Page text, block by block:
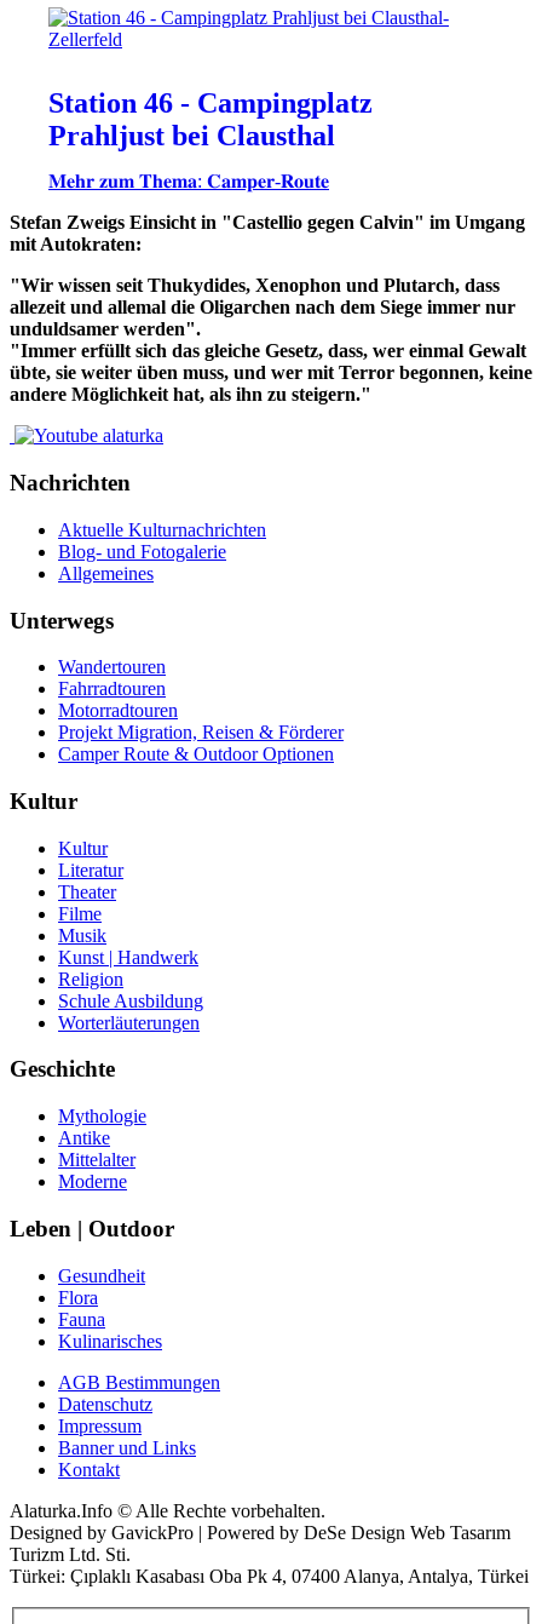
Station 46 - Campingplatz
Prahljust bei Clausthal
𝐌𝐞𝐡𝐫 𝐳𝐮𝐦 𝐓𝐡𝐞𝐦𝐚: 𝐂𝐚𝐦𝐩𝐞𝐫-𝐑𝐨𝐮𝐭𝐞
Stefan Zweigs Einsicht in "Castellio gegen Calvin" im Umgang
mit Autokraten:
"Wir wissen seit Thukydides, Xenophon und Plutarch, dass
allezeit und allemal die Oligarchen nach dem Siege immer nur
unduldsamer werden".
"Immer erfüllt sich das gleiche Gesetz, dass, wer einmal Gewalt
übte, sie weiter üben muss, und wer mit Terror begonnen, keine
andere Möglichkeit hat, als ihn zu steigern."
Nachrichten
Aktuelle Kulturnachrichten
Blog- und Fotogalerie
Allgemeines
Unterwegs
Wandertouren
Fahrradtouren
Motorradtouren
Projekt Migration, Reisen & Förderer
Camper Route & Outdoor Optionen
Kultur
Kultur
Literatur
Theater
Filme
Musik
Kunst | Handwerk
Religion
Schule Ausbildung
Worterläuterungen
Geschichte
Mythologie
Antike
Mittelalter
Moderne
Leben | Outdoor
Gesundheit
Flora
Fauna
Kulinarisches
AGB Bestimmungen
Datenschutz
Impressum
Banner und Links
Kontakt
Alaturka.Info © Alle Rechte vorbehalten.
Designed by GavickPro | Powered by DeSe Design Web Tasarım
Turizm Ltd. Sti.
Türkei: Çıplaklı Kasabası Oba Pk 4, 07400 Alanya, Antalya, Türkei